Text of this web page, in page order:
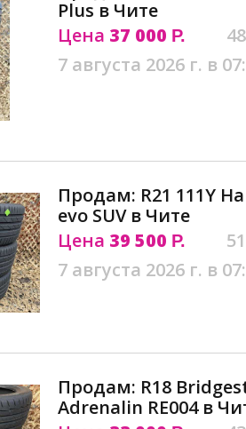
Plus в Чите
Цена 37 000 Р.
7 августа 2026 г. в
Продам: R21 111Y
evo SUV в Чите
Цена 39 500 Р.
7 августа 2026 г. в
Продам: R18
Adrenalin RE004 в